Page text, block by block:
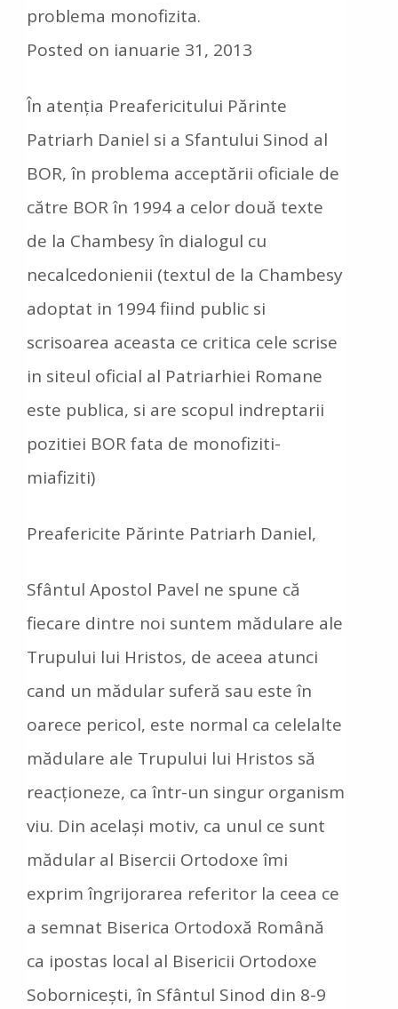
problema monofizita.
Posted on ianuarie 31, 2013
În atenția Preafericitului Părinte
Patriarh Daniel si a Sfantului Sinod al
BOR, în problema acceptării oficiale de
către BOR în 1994 a celor două texte
de la Chambesy în dialogul cu
necalcedonienii (textul de la Chambesy
adoptat in 1994 fiind public si
scrisoarea aceasta ce critica cele scrise
in siteul oficial al Patriarhiei Romane
este publica, si are scopul indreptarii
pozitiei BOR fata de monofiziti-
miafiziti)
Preafericite Părinte Patriarh Daniel,
Sfântul Apostol Pavel ne spune că
fiecare dintre noi suntem mădulare ale
Trupului lui Hristos, de aceea atunci
cand un mădular suferă sau este în
oarece pericol, este normal ca celelalte
mădulare ale Trupului lui Hristos să
reacționeze, ca într-un singur organism
viu. Din același motiv, ca unul ce sunt
mădular al Bisercii Ortodoxe îmi
exprim îngrijorarea referitor la ceea ce
a semnat Biserica Ortodoxă Română
ca ipostas local al Bisericii Ortodoxe
Sobornicești, în Sfântul Sinod din 8-9